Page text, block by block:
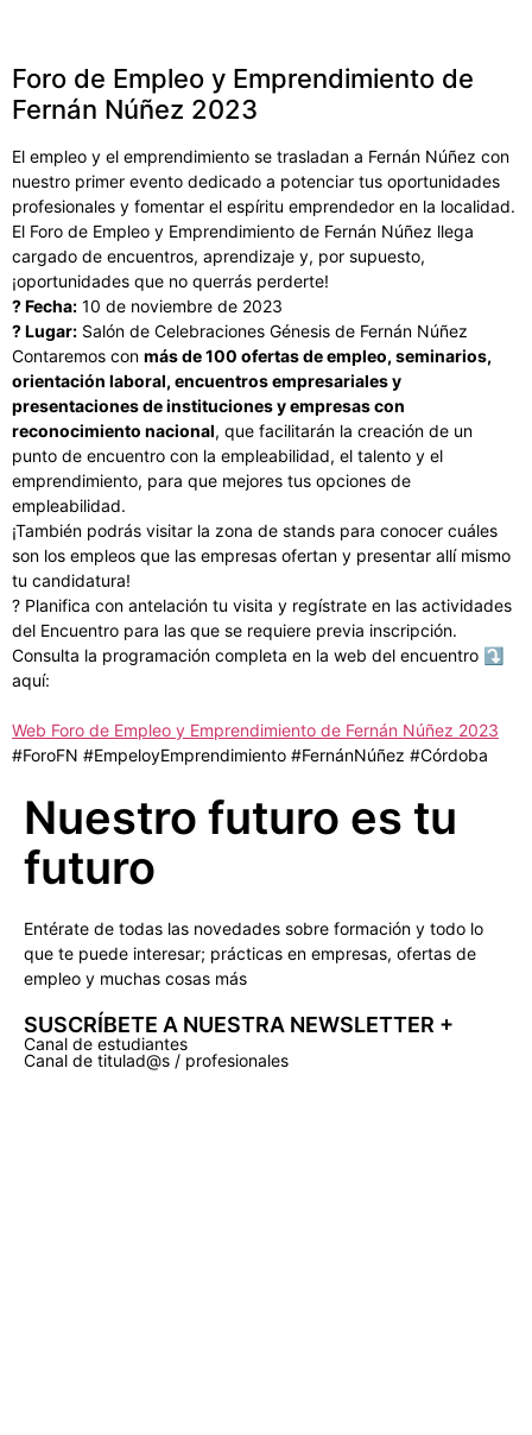
Foro de Empleo y Emprendimiento de
Fernán Núñez 2023
El empleo y el emprendimiento se trasladan a Fernán Núñez con
nuestro primer evento dedicado a potenciar tus oportunidades
profesionales y fomentar el espíritu emprendedor en la localidad.
El Foro de Empleo y Emprendimiento de Fernán Núñez llega
cargado de encuentros, aprendizaje y, por supuesto,
¡oportunidades que no querrás perderte!
? Fecha: 10 de noviembre de 2023
? Lugar: Salón de Celebraciones Génesis de Fernán Núñez
Contaremos con más de 100 ofertas de empleo, seminarios,
orientación laboral, encuentros empresariales y
presentaciones de instituciones y empresas con
reconocimiento nacional, que facilitarán la creación de un
punto de encuentro con la empleabilidad, el talento y el
emprendimiento, para que mejores tus opciones de
empleabilidad.
¡También podrás visitar la zona de stands para conocer cuáles
son los empleos que las empresas ofertan y presentar allí mismo
tu candidatura!
? Planifica con antelación tu visita y regístrate en las actividades
del Encuentro para las que se requiere previa inscripción.
Consulta la programación completa en la web del encuentro ⤵
aquí:
Web Foro de Empleo y Emprendimiento de Fernán Núñez 2023
#ForoFN #EmpeloyEmprendimiento #FernánNúñez #Córdoba
Nuestro futuro es tu
futuro
Entérate de todas las novedades sobre formación y todo lo
que te puede interesar; prácticas en empresas, ofertas de
empleo y muchas cosas más
SUSCRÍBETE A NUESTRA NEWSLETTER +​
Canal de estudiantes
Canal de titulad@s / profesionales